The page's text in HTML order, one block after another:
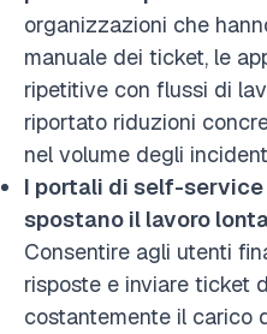
organizzazioni che
manuale dei ticket, le
ripetitive con flussi di
riportato riduzioni
nel volume degli
I portali di self-
spostano il lavoro
Consentire agli utenti
risposte e inviare ticket
costantemente il carico